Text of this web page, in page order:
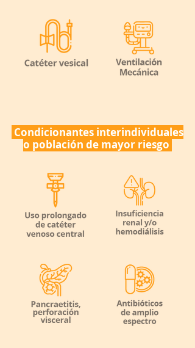
Condicionantes interindividuales
o población de mayor riesgo